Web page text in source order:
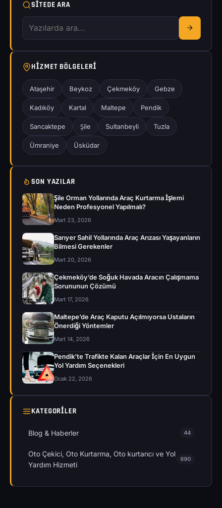
SITEDE ARA
HIZMET BÖLGELERI
Ataşehir Beykoz Çekmeköy Gebze
Kadıköy Kartal Maltepe Pendik
Sancaktepe Şile Sultanbeyli Tuzla
Ümraniye Üsküdar
SON YAZILAR
Şile Orman Yollarında Araç Kurtarma İşlemi
Neden Profesyonel Yapılmalı?
Mart 23, 2026
Sarıyer Sahil Yollarında Araç Arızası Yaşayanların
Bilmesi Gerekenler
Mart 20, 2026
Çekmeköy’de Soğuk Havada Aracın Çalışmama
Sorununun Çözümü
Mart 17, 2026
Maltepe’de Araç Kaputu Açılmıyorsa Ustaların
Önerdiği Yöntemler
Mart 14, 2026
Pendik’te Trafikte Kalan Araçlar İçin En Uygun
Yol Yardım Seçenekleri
Ocak 22, 2026
KATEGORILER
Blog & Haberler 44
Oto Çekici, Oto Kurtarma, Oto kurtarıcı ve Yol
Yardım Hizmeti
690